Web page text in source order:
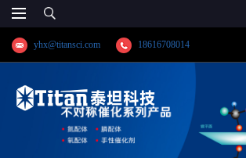
yhx@titansci.com 18616708014